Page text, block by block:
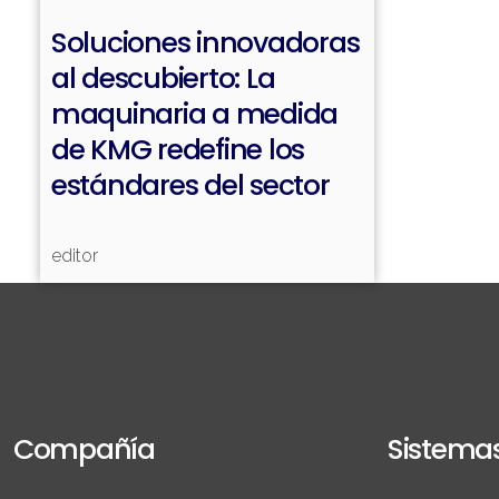
Soluciones innovadoras
al descubierto: La
maquinaria a medida
de KMG redefine los
estándares del sector
editor
Compañía